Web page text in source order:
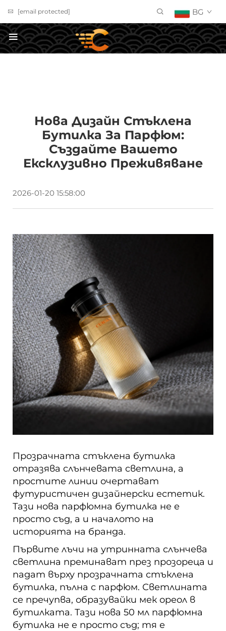
[email protected] BG
Нова Дизайн Стъклена
Бутилка За Парфюм:
Създайте Вашето
Ексклузивно Преживяване
2026-01-20 15:58:00
Прозрачната стъклена бутилка
отразява слънчевата светлина, а
простите линии очертават
футуристичен дизайнерски естетик.
Тази нова парфюмна бутилка не е
просто съд, а и началото на
историята на бранда.
Първите лъчи на утринната слънчева
светлина преминават през прозореца и
падат върху прозрачната стъклена
бутилка, пълна с парфюм. Светлината
се пречупва, образувайки мек ореол в
бутилката. Тази нова 50 мл парфюмна
бутилка не е просто съд; тя е